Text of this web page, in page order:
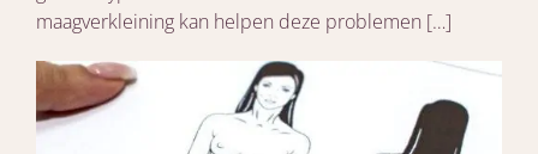
maagverkleining kan helpen deze problemen […]